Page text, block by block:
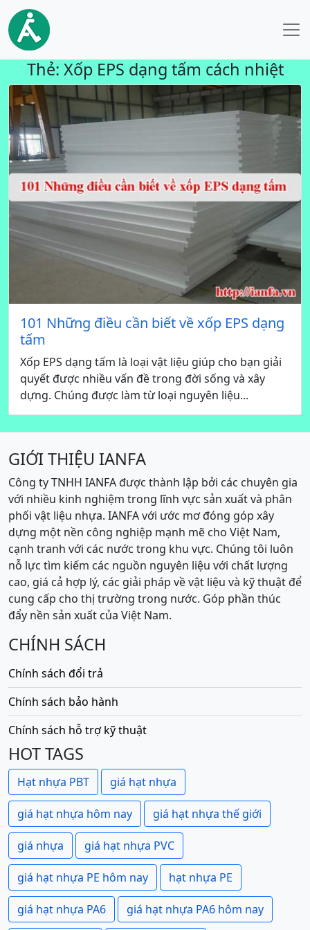
Thẻ: Xốp EPS dạng tấm cách nhiệt
101 Những điều cần biết về xốp EPS dạng
tấm
Xốp EPS dạng tấm là loại vật liệu giúp cho bạn giải
quyết được nhiều vấn đề trong đời sống và xây
dựng. Chúng được làm từ loại nguyên liệu...
GIỚI THIỆU IANFA
Công ty TNHH IANFA được thành lập bởi các chuyên gia
với nhiều kinh nghiệm trong lĩnh vực sản xuất và phân
phối vật liệu nhựa. IANFA với ước mơ đóng góp xây
dựng một nền công nghiệp mạnh mẽ cho Việt Nam,
cạnh tranh với các nước trong khu vực. Chúng tôi luôn
nỗ lực tìm kiếm các nguồn nguyên liệu với chất lượng
cao, giá cả hợp lý, các giải pháp về vật liệu và kỹ thuật để
cung cấp cho thị trường trong nước. Góp phần thúc
đẩy nền sản xuất của Việt Nam.
CHÍNH SÁCH
Chính sách đổi trả
Chính sách bảo hành
Chính sách hỗ trợ kỹ thuật
HOT TAGS
Hạt nhựa PBT giá hạt nhựa
giá hạt nhựa hôm nay giá hạt nhựa thế giới
giá nhựa giá hạt nhựa PVC
giá hạt nhựa PE hôm nay hạt nhựa PE
giá hạt nhựa PA6 giá hạt nhựa PA6 hôm nay